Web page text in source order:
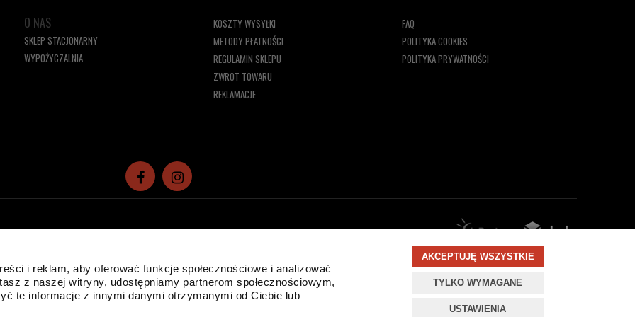
i reklam, aby oferować funkcje społecznościowe i analizować
z naszej witryny, udostępniamy partnerom społecznościowym,
te informacje z innymi danymi otrzymanymi od Ciebie lub
AKCEPTUJĘ WSZYSTKIE
TYLKO WYMAGANE
USTAWIENIA
O NAS
SKLEP STACJONARNY
WYPOŻYCZALNIA
KOSZTY WYSYŁKI
METODY PŁATNOŚCI
REGULAMIN SKLEPU
ZWROT TOWARU
REKLAMACJE
FAQ
POLITYKA COOKIES
POLITYKA PRYWATNOŚCI
plików cookies w celu realizacji usług i zgodnie zPolityką Plików Cookies
przechowywania lub dostępu do plików cookies w Twojej przeglądarce.